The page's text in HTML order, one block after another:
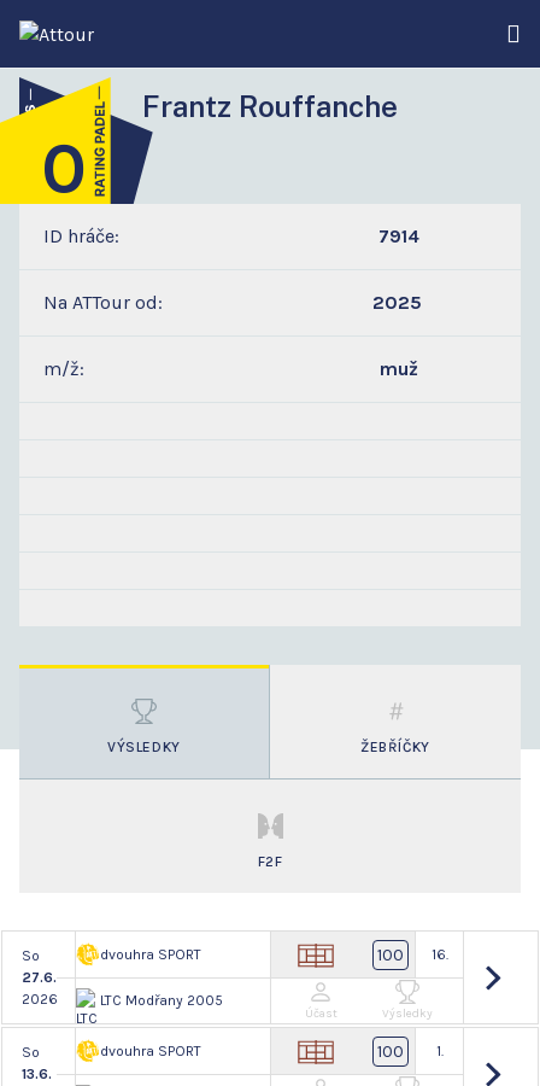
Frantz Rouffanche
4
0
ID hráče: 7914
Na ATTour od: 2025
m/ž: muž
VÝSLEDKY ŽEBŘÍČKY
F2F
So
27.6.
2026
dvouhra SPORT
LTC Modřany 2005
100 16.
Účast Výsledky
So
13.6.
dvouhra SPORT 100 1.